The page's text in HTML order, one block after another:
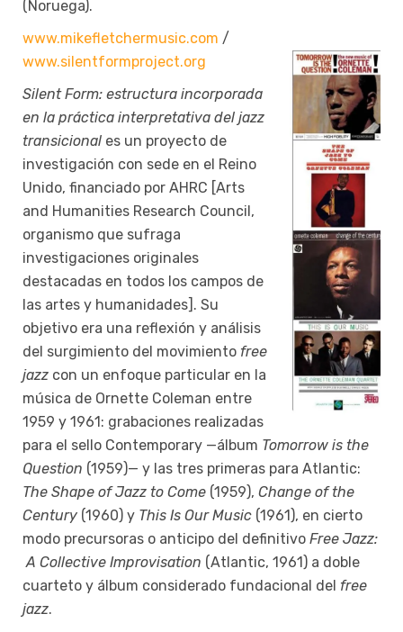
(Noruega).
www.mikefletchermusic.com /
www.silentformproject.org
Silent Form: estructura incorporada
en la práctica interpretativa del jazz
transicional es un proyecto de
investigación con sede en el Reino
Unido, financiado por AHRC [Arts
and Humanities Research Council,
organismo que sufraga
investigaciones originales
destacadas en todos los campos de
las artes y humanidades]. Su
objetivo era una reflexión y análisis
del surgimiento del movimiento free
jazz con un enfoque particular en la
música de Ornette Coleman entre
1959 y 1961: grabaciones realizadas
para el sello Contemporary —álbum Tomorrow is the
Question (1959)— y las tres primeras para Atlantic:
The Shape of Jazz to Come (1959), Change of the
Century (1960) y This Is Our Music (1961), en cierto
modo precursoras o anticipo del definitivo Free Jazz:
A Collective Improvisation (Atlantic, 1961) a doble
cuarteto y álbum considerado fundacional del free
jazz.